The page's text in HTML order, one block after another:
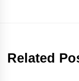
Related